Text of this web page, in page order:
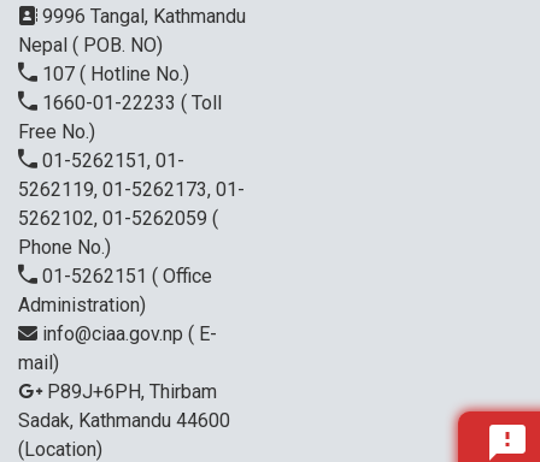
9996 Tangal, Kathmandu
Nepal ( POB. NO)
107 ( Hotline No.)
1660-01-22233 ( Toll
Free No.)
01-5262151, 01-
5262119, 01-5262173, 01-
5262102, 01-5262059 (
Phone No.)
01-5262151 ( Office
Administration)
info@ciaa.gov.np ( E-
mail)
P89J+6PH, Thirbam
Sadak, Kathmandu 44600
(Location)